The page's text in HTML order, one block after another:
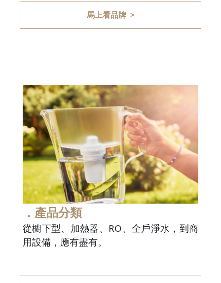
馬上看品牌 >
．產品分類
從櫥下型、加熱器、RO、全戶淨水，到商
用設備，應有盡有。